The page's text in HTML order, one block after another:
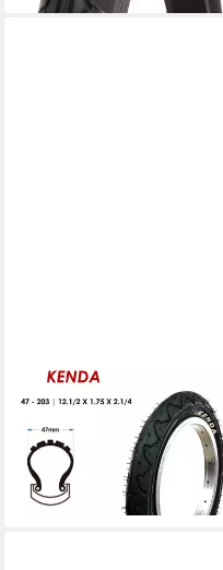
KENDA
Fahrradreifen 12,5 Zoll 47-
203 Fahrrad Kinder Wagen
Roller Reifen 12.5x2 1/4
13,99 €
lieferbar - in 4-5 Werktagen bei dir